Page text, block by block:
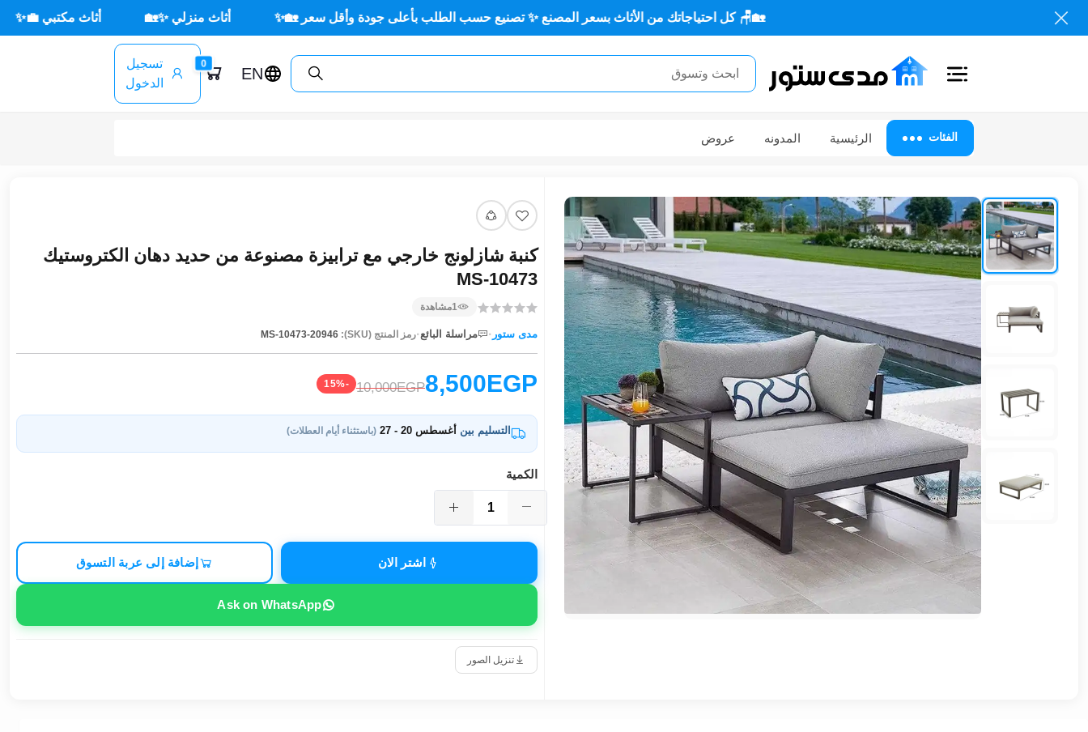
🏡🪑 كل احتياجاتك من الأثاث بسعر المصنع ✨ تصنيع حسب الطلب بأعلى جودة وأقل سعر 🏡✨ أثاث منزلي ✨🏡 أثاث مكتبي 💼✨ 🌳 أثاث
EN
0
تسجيل
الدخول
أثاث
مكتبي
أثاث
أثاث
أثاث
كافيهات
حواجز
الفئات الرئيسية المدونه عروض
كنبة شازلونج خارجي مع ترابيزة مصنوعة من حديد دهان الكتروستيك
MS-10473
1مشاهدة
مدى ستور · مراسلة البائع·رمز المنتج (SKU): MS-10473-20946
8,500EGP
10,000EGP
-15%
التسليم بين أغسطس 20 - 27 (باستثناء أيام العطلات)
الكمية
اشتر الان إضافة إلى عربة التسوق
Ask on WhatsApp
تنزيل الصور